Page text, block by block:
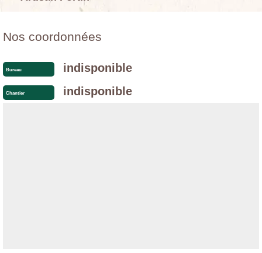
Nos coordonnées
Bureau indisponible
Chantier indisponible